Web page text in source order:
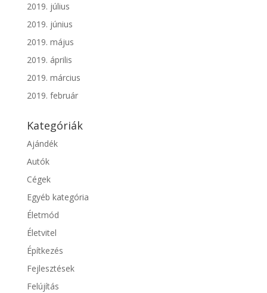
2019. július
2019. június
2019. május
2019. április
2019. március
2019. február
Kategóriák
Ajándék
Autók
Cégek
Egyéb kategória
Életmód
Életvitel
Építkezés
Fejlesztések
Felújítás